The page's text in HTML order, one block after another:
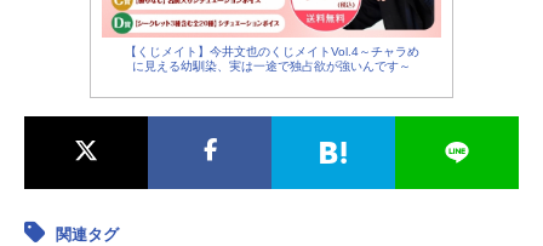
【くじメイト】今井文也のくじメイトVol.4～チャラめ
に見える幼馴染、実は一途で独占欲が強いんです～
関連タグ